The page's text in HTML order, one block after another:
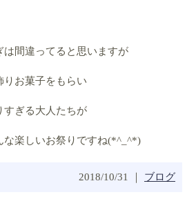
は間違ってると思いますが
りお菓子をもらい
すぎる大人たちが
な楽しいお祭りですね(*^_^*)
2018/10/31 ｜ ブログ